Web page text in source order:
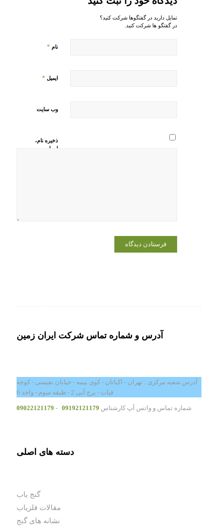
تمایل دارید در گفتگوها شرکت کنید؟
در گفتگو ها شرکت کنید.
نام *
ایمیل *
وب‌ سایت
ذخیره نام،
ایمیل و
آدرس و شماره تماس شرکت ایران زمین
آدرس شعبه مرکزی : تهران - اکباتان - کوی بیمه - خیابان نفیسی - کوچه
فیات - برج آبی 2 - طبقه سوم - واحد 6
شماره تماس و واتس آپ کارشناس 09192121179
-
09022121179
دسته های اصلی
گنج یاب
مقالات فلزیاب
نشانه های گنج